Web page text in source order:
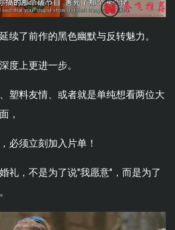
续了前作的黑色幽默与反转魅力。
度上更进一步。
塑料友情、或者就是单纯想看两位大
，
必须立刻加入片单！
礼，不是为了说"我愿意"，而是为了